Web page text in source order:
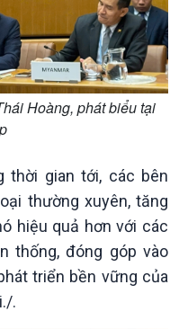
Hoàng, phát biểu tại
thời gian tới, các bên
thường xuyên, tăng
hiệu quả hơn với các
thống, đóng góp vào
triển bền vững của
.